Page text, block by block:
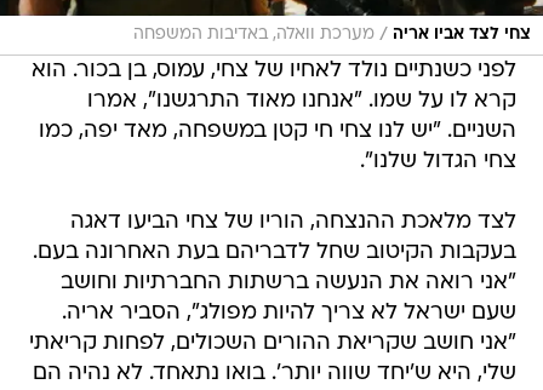
צחי לצד אביו אריה / מערכת וואלה, באדיבות המשפחה
לפני כשנתיים נולד לאחיו של צחי, עמוס, בן בכור. הוא
קרא לו על שמו. "אנחנו מאוד התרגשנו", אמרו
השניים. "יש לנו צחי חי קטן במשפחה, מאד יפה, כמו
צחי הגדול שלנו".
לצד מלאכת ההנצחה, הוריו של צחי הביעו דאגה
בעקבות הקיטוב שחל לדבריהם בעת האחרונה בעם.
"אני רואה את הנעשה ברשתות החברתיות וחושב
שעם ישראל לא צריך להיות מפולג", הסביר אריה.
"אני חושב שקריאת ההורים השכולים, לפחות קריאתי
שלי, היא ש'יחד שווה יותר'. בואו נתאחד. לא נהיה הם